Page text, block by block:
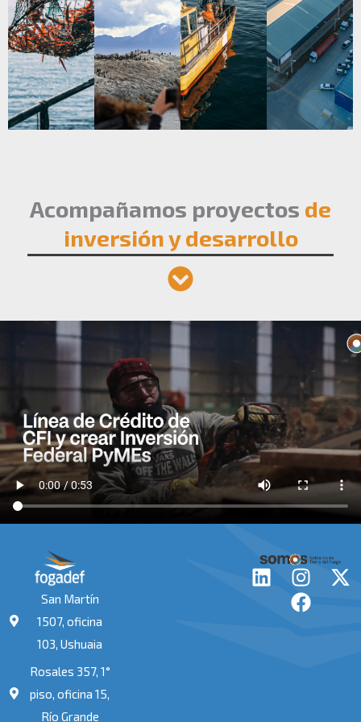
Acompañamos proyectos de
inversión y desarrollo
San Martín
1507, oficina
103, Ushuaia
Rosales 357, 1°
piso, oficina 15,
Río Grande
L
I
n
s
X
F
a
c